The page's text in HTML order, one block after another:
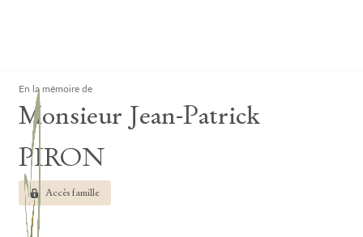
En la mémoire de
Monsieur Jean-Patrick
PIRON
Accès famille